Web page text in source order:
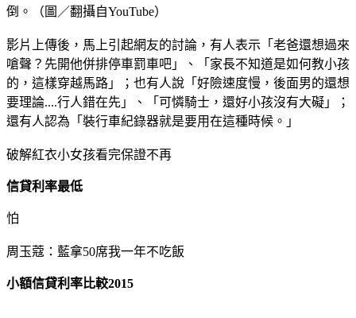
倒。（圖／翻攝自YouTube）
影片上傳後，馬上引起網友的討論，有人表示「老爸還想過來
嗆聲？先開他併排停車罰車吧」、「家長不知道是如何教小孩
的，這樣穿越馬路」；也有人說「好險速度慢，後面男的還想
要理論....行人錯在先」、「可憐騎士，還好小孩沒有大礙」；
還有人認為「裝行車紀錄器就是要用在這種時候。」
破解紅衣小女孩看完保證不再
信貸利率最低
怕
周玉蔻：藍拿50席我一年不吃飯
小額信貸利率比較2015